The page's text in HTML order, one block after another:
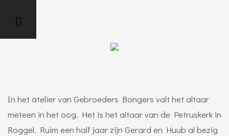
In het atelier van Gebroeders Bongers valt het altaar
meteen in het oog. Het is het altaar van de Petruskerk in
Roggel. Ruim een half jaar zijn Gerard en Huub al bezig